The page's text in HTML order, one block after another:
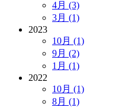
4月 (3)
3月 (1)
2023
10月 (1)
9月 (2)
1月 (1)
2022
10月 (1)
8月 (1)